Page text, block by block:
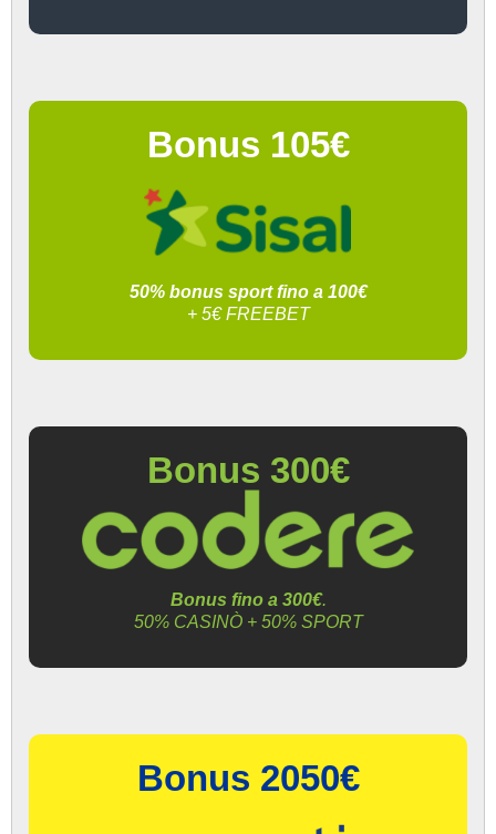
Bonus 105€
50% bonus sport fino a 100€
+ 5€ FREEBET
Bonus 300€
Bonus fino a 300€.
50% CASINÒ + 50% SPORT
Bonus 2050€